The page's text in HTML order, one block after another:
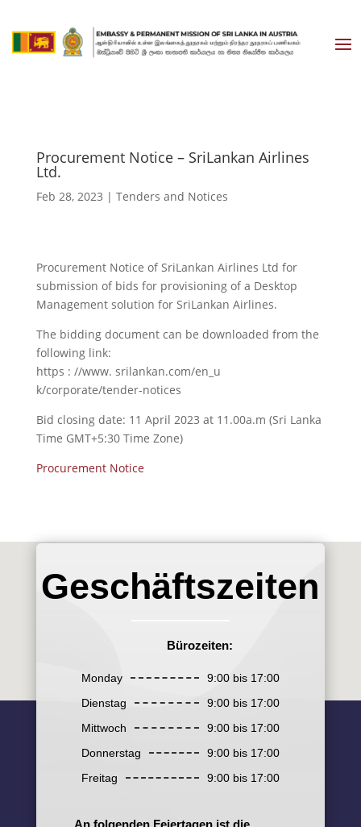
Procurement Notice – SriLankan Airlines
Ltd.
Feb 28, 2023 | Tenders and Notices
Procurement Notice of SriLankan Airlines Ltd for
submission of bids for provisioning of a Desktop
Management solution for SriLankan Airlines.
The bidding document can be downloaded from the
following link:
https : //www. srilankan.com/en_u
k/corporate/tender-notices
Bid closing date: 11 April 2023 at 11.00a.m (Sri Lanka
Time GMT+5:30 Time Zone)
Procurement Notice
Geschäftszeiten
Bürozeiten:
Monday
9:00 bis 17:00
Dienstag
9:00 bis 17:00
Mittwoch
9:00 bis 17:00
Donnerstag
9:00 bis 17:00
Freitag
9:00 bis 17:00
An folgenden Feiertagen ist die